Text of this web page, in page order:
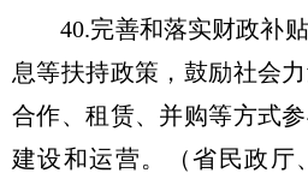
40.完善和落实财政补贴
息等扶持政策，鼓励社会
合作、租赁、并购等方式
建设和运营。（省民政厅